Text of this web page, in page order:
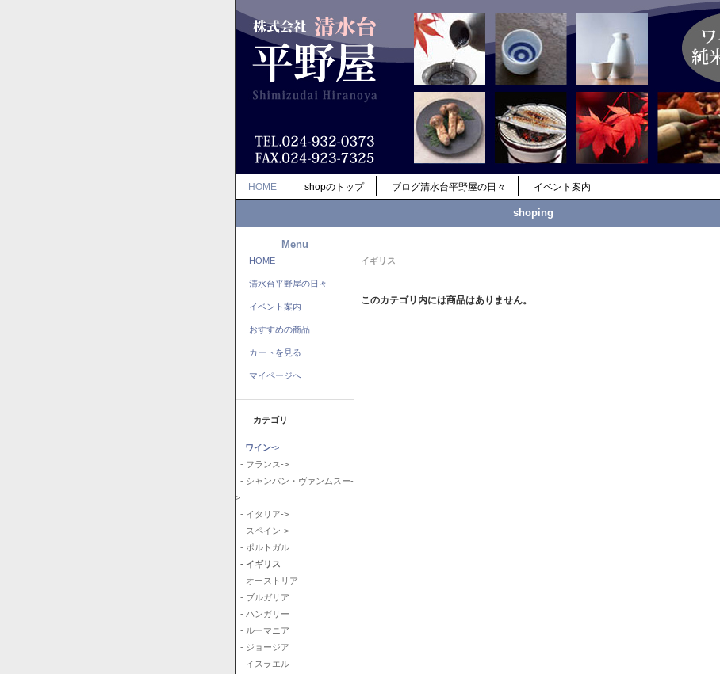
HOME shopのトップ ブログ清水台平野屋の日々 イベント案内
shoping
Menu
HOME
清水台平野屋の日々
イベント案内
おすすめの商品
カートを見る
マイページへ
カテゴリ
ワイン->
- フランス->
- シャンパン・ヴァンムスー-
>
- イタリア->
- スペイン->
- ポルトガル
- イギリス
- オーストリア
- ブルガリア
- ハンガリー
- ルーマニア
- ジョージア
- イスラエル
イギリス
このカテゴリ内には商品はありません。